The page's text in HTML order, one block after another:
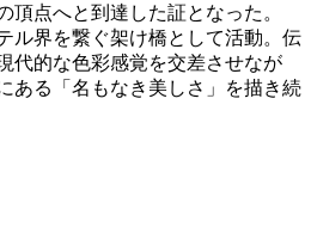
頂点へと到達した証となった。
ル界を繋ぐ架け橋として活動。伝
代的な色彩感覚を交差させなが
ある「名もなき美しさ」を描き続